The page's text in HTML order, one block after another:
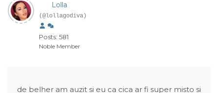
Lolla
(@lollagodiva)
Posts: 581
Noble Member
de belher am auzit si eu ca cica ar fi super misto si